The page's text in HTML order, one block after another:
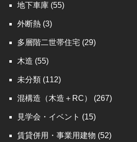
地下車庫 (55)
外断熱 (3)
多層階二世帯住宅 (29)
木造 (55)
未分類 (112)
混構造（木造＋RC） (267)
見学会・イベント (15)
賃貸併用・事業用建物 (52)